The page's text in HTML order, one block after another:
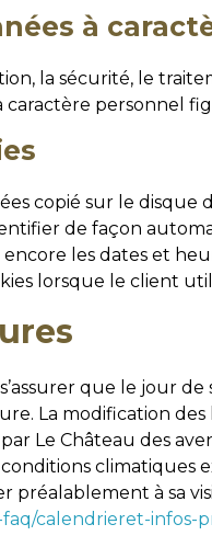
à
la sécurité, le
personnel
copié sur le
de façon
les dates et
lorsque le client
que le jour
La modification
Le Château des
préalablement à sa
calendrieret-infos-